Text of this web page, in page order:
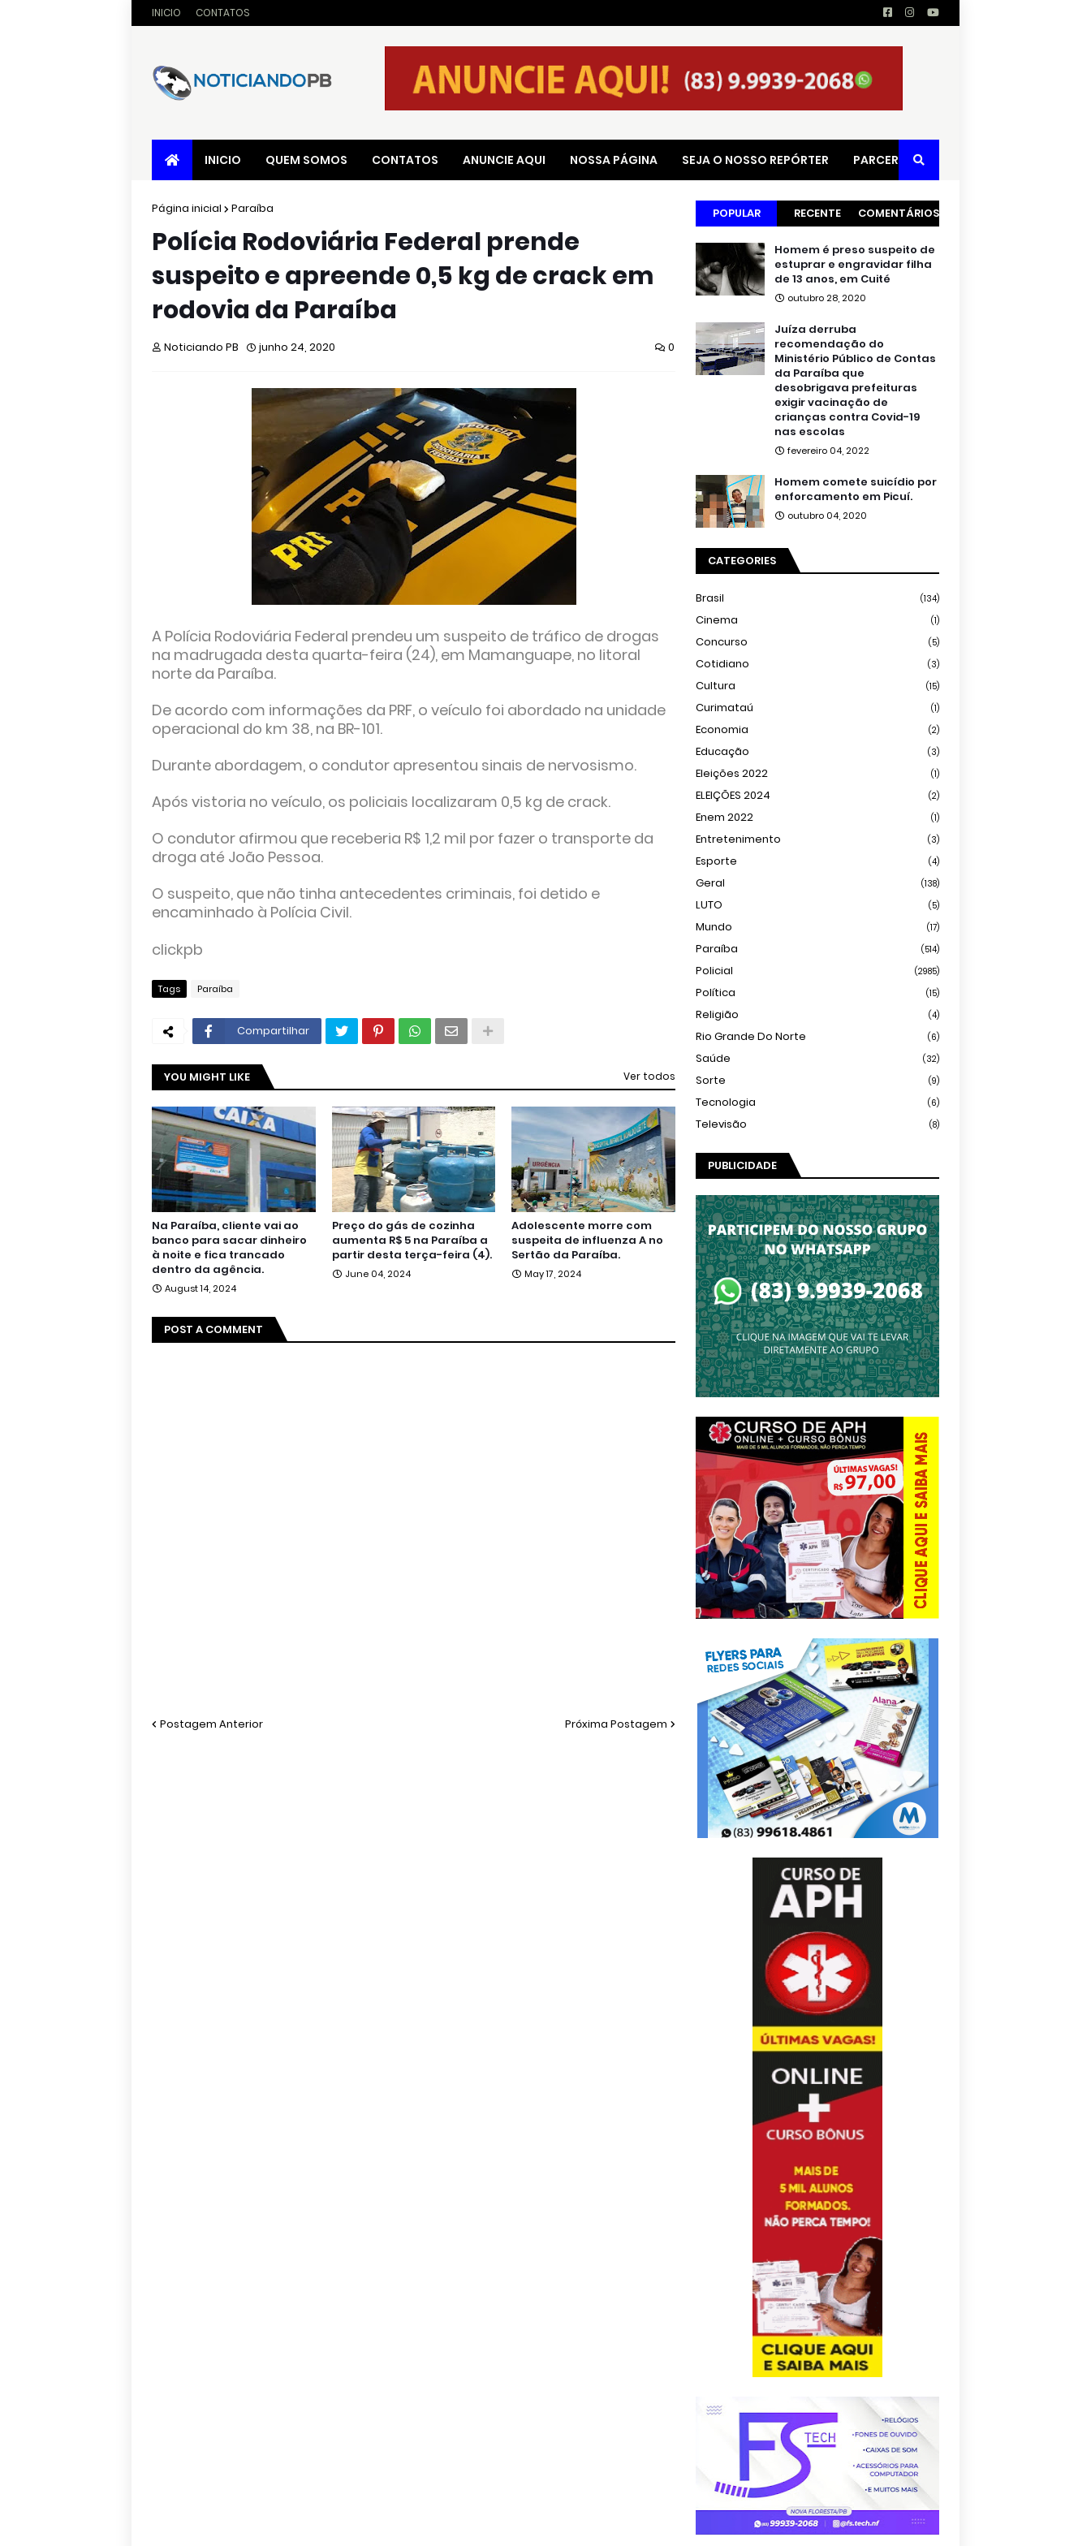
INICIO CONTATOS
INICIO QUEM SOMOS CONTATOS ANUNCIE AQUI NOSSA PÁGINA SEJA O NOSSO REPÓRTER PARCERIAS
Página inicial Paraíba
Polícia Rodoviária Federal prende
suspeito e apreende 0,5 kg de crack em
rodovia da Paraíba
Noticiando PB junho 24, 2020 0
A Polícia Rodoviária Federal prendeu um suspeito de tráfico de drogas
na madrugada desta quarta-feira (24), em Mamanguape, no litoral
norte da Paraíba.
De acordo com informações da PRF, o veículo foi abordado na unidade
operacional do km 38, na BR-101.
Durante abordagem, o condutor apresentou sinais de nervosismo.
Após vistoria no veículo, os policiais localizaram 0,5 kg de crack.
O condutor afirmou que receberia R$ 1,2 mil por fazer o transporte da
droga até João Pessoa.
O suspeito, que não tinha antecedentes criminais, foi detido e
encaminhado à Polícia Civil.
clickpb
Tags Paraíba
Compartilhar
YOU MIGHT LIKE Ver todos
Na Paraíba, cliente vai ao
banco para sacar dinheiro
à noite e fica trancado
dentro da agência.
August 14, 2024
Preço do gás de cozinha
aumenta R$ 5 na Paraíba a
partir desta terça-feira (4).
June 04, 2024
Adolescente morre com
suspeita de influenza A no
Sertão da Paraíba.
May 17, 2024
POST A COMMENT
Postagem Anterior Próxima Postagem
POPULAR RECENTE COMENTÁRIOS
Homem é preso suspeito de
estuprar e engravidar filha
de 13 anos, em Cuité
outubro 28, 2020
Juíza derruba
recomendação do
Ministério Público de Contas
da Paraíba que
desobrigava prefeituras
exigir vacinação de
crianças contra Covid-19
nas escolas
fevereiro 04, 2022
Homem comete suicídio por
enforcamento em Picuí.
outubro 04, 2020
CATEGORIES
Brasil (134)
Cinema (1)
Concurso (5)
Cotidiano (3)
Cultura (15)
Curimataú (1)
Economia (2)
Educação (3)
Eleições 2022 (1)
ELEIÇÕES 2024 (2)
Enem 2022 (1)
Entretenimento (3)
Esporte (4)
Geral (138)
LUTO (5)
Mundo (17)
Paraíba (514)
Policial (2985)
Política (15)
Religião (4)
Rio Grande Do Norte (6)
Saúde (32)
Sorte (9)
Tecnologia (6)
Televisão (8)
PUBLICIDADE